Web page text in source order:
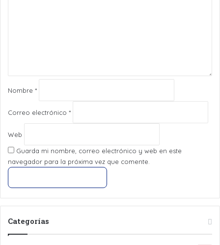
o
*Nombre *
Correo electrónico *
Web
Guarda mi nombre, correo electrónico y web en este
navegador para la próxima vez que comente.
Categorías